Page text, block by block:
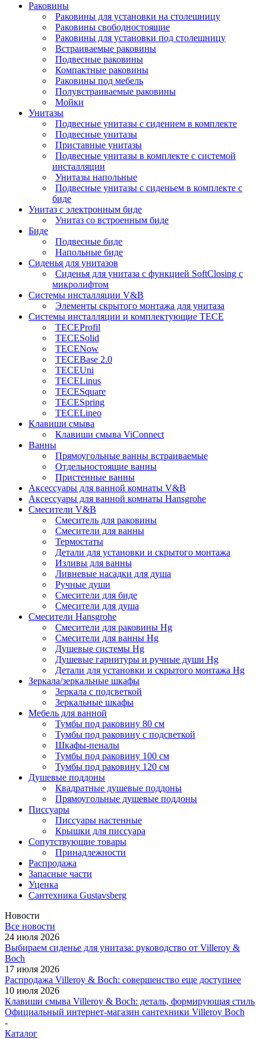
Раковины
Раковины для установки на столешницу
Раковины свободностоящие
Раковины для установки под столешницу
Встраиваемые раковины
Подвесные раковины
Компактные раковины
Раковины под мебель
Полувстраиваемые раковины
Мойки
Унитазы
Подвесные унитазы с сидением в комплекте
Подвесные унитазы
Приставные унитазы
Подвесные унитазы в комплекте с системой
инсталляции
Унитазы напольные
Подвесные унитазы с сиденьем в комплекте с
биде
Унитаз с электронным биде
Унитаз со встроенным биде
Биде
Подвесные биде
Напольные биде
Сиденья для унитазов
Сиденья для унитаза с функцией SoftClosing с
микролифтом
Системы инсталляции V&B
Элементы скрытого монтажа для унитаза
Системы инсталляции и комплектующие TECE
TECEProfil
TECESolid
TECENow
TECEBase 2.0
TECEUni
TECELinus
TECESquare
TECESpring
TECELineo
Клавиши смыва
Клавиши смыва ViConnect
Ванны
Прямоугольные ванны встраиваемые
Отдельностоящие ванны
Пристенные ванны
Аксессуары для ванной комнаты V&B
Аксессуары для ванной комнаты Hansgrohe
Смесители V&B
Смеситель для раковины
Смесители для ванны
Термостаты
Детали для установки и скрытого монтажа
Изливы для ванны
Ливневые насадки для душа
Ручные души
Смесители для биде
Смесители для душа
Смесители Hansgrohe
Смесители для раковины Hg
Смесители для ванны Hg
Душевые системы Hg
Душевые гарнитуры и ручные души Hg
Детали для установки и скрытого монтажа Hg
Зеркала/зеркальные шкафы
Зеркала с подсветкой
Зеркальные шкафы
Мебель для ванной
Тумбы под раковину 80 см
Тумбы под раковину с подсветкой
Шкафы-пеналы
Тумбы под раковину 100 см
Тумбы под раковину 120 см
Душевые поддоны
Квадратные душевые поддоны
Прямоугольные душевые поддоны
Писсуары
Писсуары настенные
Крышки для писсуара
Сопутствующие товары
Принадлежности
Распродажа
Запасные части
Уценка
Сантехника Gustavsberg
Новости
Все новости
24 июля 2026
Выбираем сиденье для унитаза: руководство от Villeroy &
Boch
17 июля 2026
Распродажа Villeroy & Boch: совершенство еще доступнее
10 июля 2026
Клавиши смыва Villeroy & Boch: деталь, формирующая стиль
Официальный интернет-магазин сантехники Villeroy Boch
-
Каталог